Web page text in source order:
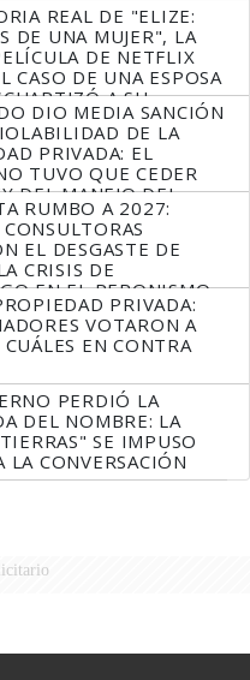
REAL DE "ELIZE:
DE UNA MUJER", LA
DE NETFLIX
CASO DE UNA ESPOSA
A SU
DIO MEDIA SANCIÓN
DE LA
PRIVADA: EL
TUVO QUE CEDER
DEL MANEJO DEL
RUMBO A 2027:
EL DESGASTE DE
CRISIS DE
EN EL PERONISMO
PRIVADA:
VOTARON A
CUÁLES EN CONTRA
PERDIÓ LA
DEL NOMBRE: LA
SE IMPUSO
LA CONVERSACIÓN